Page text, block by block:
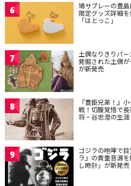
6 鳩サブレーの豊島
限定グッズ詳細
「はとっこ」
7 土偶なりきりパ
発掘された土偶
が新発売
8 『豊臣兄弟！』
戦！切腹覚悟で
将・谷忠澄の生涯
9 ゴジラの咆哮で
ラ』の貴重音源
し時計」が新発売